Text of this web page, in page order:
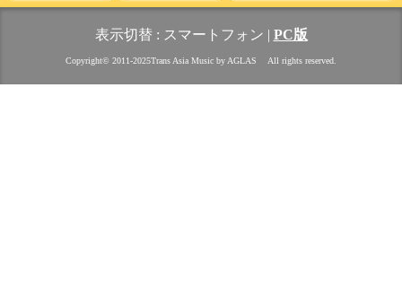
表示切替 : スマートフォン | PC版
Copyright© 2011‐2025Trans Asia Music by AGLAS All rights reserved.